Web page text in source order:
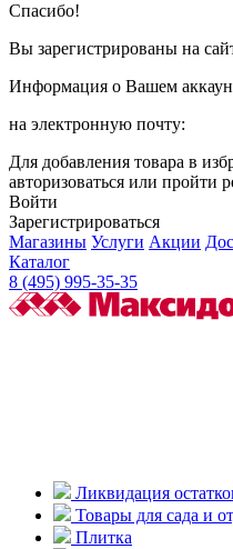
Спасибо!
Вы зарегистрированы на
Информация о Вашем
на электронную почту:
Для добавления товара в
авторизоваться или пройти
Войти
Зарегистрироваться
Магазины Услуги Акции
Каталог
8 (495) 995-35-35
Ликвидация
Товары для сада и
Плитка